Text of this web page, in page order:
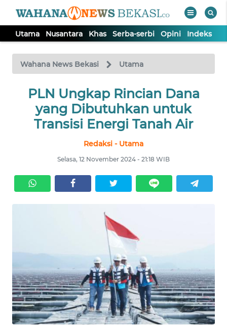
Utama Nusantara Khas Serba-serbi Opini Indeks
Wahana News Bekasi Utama
PLN Ungkap Rincian Dana
yang Dibutuhkan untuk
Transisi Energi Tanah Air
Redaksi - Utama
Selasa, 12 November 2024 - 21:18 WIB
TV
Tutup
UTAMA
NUSANTARA
SERBA-
SERBI
BERITA
KONTAK
KAMI